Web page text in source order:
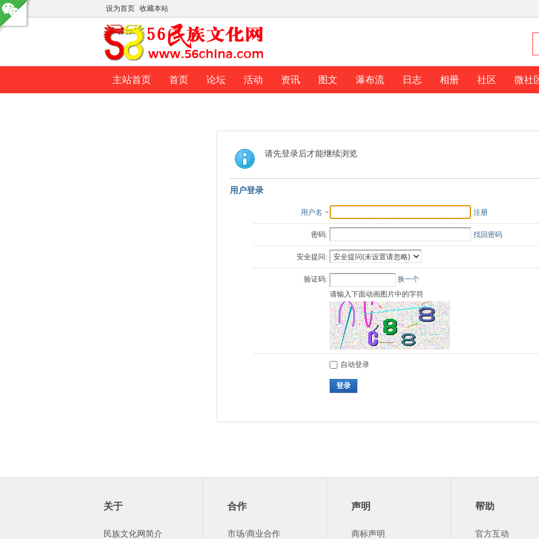
设为首页 收藏本站
主站首页 首页 论坛 活动 资讯 图文 瀑布流 日志 相册 社区 微社
请先登录后才能继续浏览
用户登录
用户名 注册
密码: 找回密码
安全提问:
验证码:
换一个
请输入下面动画图片中的字符
自动登录
登录
关于
民族文化网简介
合作
市场/商业合作
声明
商标声明
帮助
官方互动